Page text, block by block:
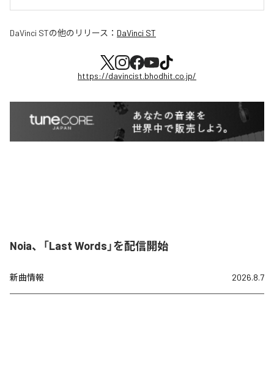
DaVinci STの他のリリース： DaVinci ST
https://davincist.bhodhit.co.jp/
Noia、「Last Words」を配信開始
新曲情報 2026.8.7